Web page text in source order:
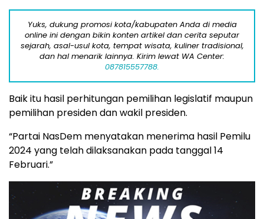
Yuks, dukung promosi kota/kabupaten Anda di media
online ini dengan bikin konten artikel dan cerita seputar
sejarah, asal-usul kota, tempat wisata, kuliner tradisional,
dan hal menarik lainnya. Kirim lewat WA Center:
087815557788.
Baik itu hasil perhitungan pemilihan legislatif maupun
pemilihan presiden dan wakil presiden.
“Partai NasDem menyatakan menerima hasil Pemilu
2024 yang telah dilaksanakan pada tanggal 14
Februari.”